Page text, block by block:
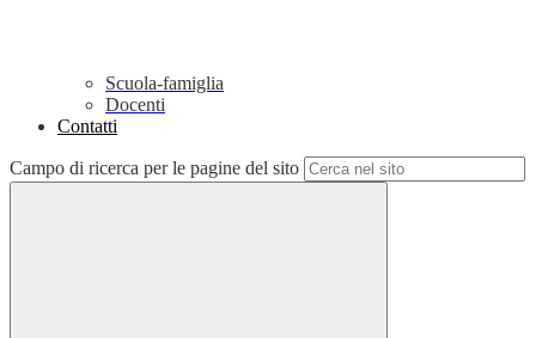
Scuola-famiglia
Docenti
Contatti
Campo di ricerca per le pagine del sito